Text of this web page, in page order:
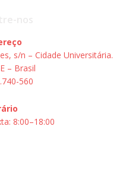
s/n – Cidade Universitária.
– Brasil
560
8:00–18:00